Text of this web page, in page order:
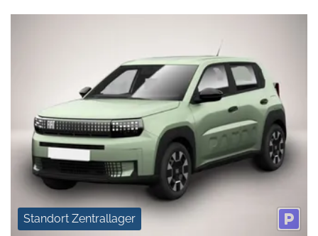
Standort Zentrallager